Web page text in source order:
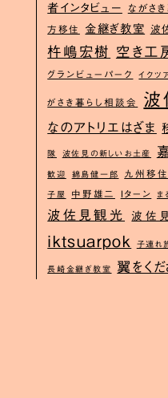
者インタビュー
ながさ
方移住 金継ぎ教室 波
杵嶋宏樹 空き工
グランビューパーク イクツ
がさき暮らし相談会 波
なのアトリエはざま
隊 波佐見の新しいお土産
歓迎 綿島健一郎 九州移住
子屋 中野雄二 Iターン ま
波佐見観光 波佐
iktsuarpok 子連れ
長崎金継ぎ教室 翼をくだ